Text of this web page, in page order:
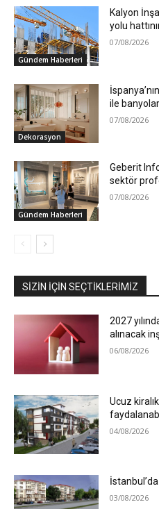
Gündem Haberleri
Kalyon
yolu
07/08/2026
Dekorasyon
ile
07/08/2026
Gündem Haberleri
Geberit
sektör
07/08/2026
SIZIN İÇIN SEÇTIKLERIMIZ
2027
alınacak
06/08/2026
Ucuz
04/08/2026
03/08/2026